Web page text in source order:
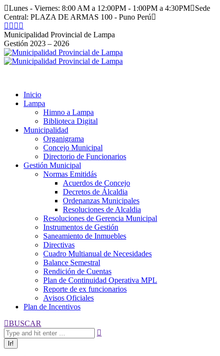
Saltar
al
contenido
Lunes - Viernes: 8:00 AM a 12:00PM - 1:00PM a 4:30PM
Sede
Central: PLAZA DE ARMAS 100 - Puno Perú
Facebook
page
opens
in
new
Instagram
page
opens
in
new
YouTube
page
opens
in
new
page
opens
in
new
Municipalidad Provincial de Lampa
Gestión 2023 – 2026
Inicio
Lampa
Himno a Lampa
Biblioteca Digital
Municipalidad
Organigrama
Concejo Municipal
Directorio de Funcionarios
Gestión Municipal
Normas Emitidás
Acuerdos de Concejo
Decretos de Álcaldia
Ordenanzas Municipales
Resoluciones de Alcaldia
Resoluciones de Gerencia Municipal
Instrumentos de Gestión
Saneamiento de Inmuebles
Directivas
Cuadro Multianual de Necesidades
Balance Semestral
Rendición de Cuentas
Plan de Continuidad Operativa MPL
Reporte de ex funcionarios
Avisos Oficiales
Plan de Incentivos
Buscar:
BUSCAR